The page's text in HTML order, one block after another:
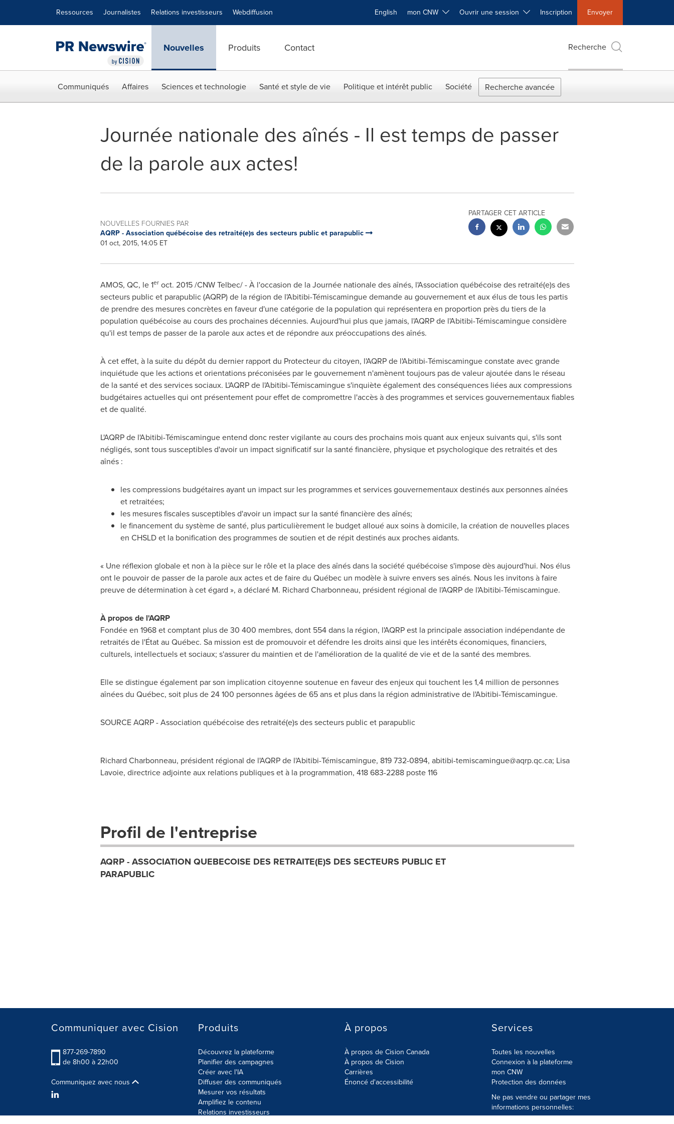
Ressources Journalistes Relations investisseurs Webdiffusion English mon CNW Ouvrir une session Inscription Envoyer
Nouvelles Produits Contact Recherche
Communiqués Affaires Sciences et technologie Santé et style de vie Politique et intérêt public Société Recherche avancée
Journée nationale des aînés - Il est temps de passer
de la parole aux actes!
NOUVELLES FOURNIES PAR
AQRP - Association québécoise des retraité(e)s des secteurs public et parapublic
01 oct, 2015, 14:05 ET
PARTAGER CET ARTICLE
AMOS, QC, le 1er oct. 2015/CNW Telbec/ - À l'occasion de la Journée nationale des aînés, l'Association québécoise des retraité(e)s des
secteurs public et parapublic (AQRP) de la région de l'Abitibi-Témiscamingue demande au gouvernement et aux élus de tous les partis
de prendre des mesures concrètes en faveur d'une catégorie de la population qui représentera en proportion près du tiers de la
population québécoise au cours des prochaines décennies. Aujourd'hui plus que jamais, l'AQRP de l'Abitibi-Témiscamingue considère
qu'il est temps de passer de la parole aux actes et de répondre aux préoccupations des aînés.
À cet effet, à la suite du dépôt du dernier rapport du Protecteur du citoyen, l'AQRP de l'Abitibi-Témiscamingue constate avec grande
inquiétude que les actions et orientations préconisées par le gouvernement n'amènent toujours pas de valeur ajoutée dans le réseau
de la santé et des services sociaux. L'AQRP de l'Abitibi-Témiscamingue s'inquiète également des conséquences liées aux compressions
budgétaires actuelles qui ont présentement pour effet de compromettre l'accès à des programmes et services gouvernementaux fiables
et de qualité.
L'AQRP de l'Abitibi-Témiscamingue entend donc rester vigilante au cours des prochains mois quant aux enjeux suivants qui, s'ils sont
négligés, sont tous susceptibles d'avoir un impact significatif sur la santé financière, physique et psychologique des retraités et des
aînés :
les compressions budgétaires ayant un impact sur les programmes et services gouvernementaux destinés aux personnes aînées
et retraitées;
les mesures fiscales susceptibles d'avoir un impact sur la santé financière des aînés;
le financement du système de santé, plus particulièrement le budget alloué aux soins à domicile, la création de nouvelles places
en CHSLD et la bonification des programmes de soutien et de répit destinés aux proches aidants.
« Une réflexion globale et non à la pièce sur le rôle et la place des aînés dans la société québécoise s'impose dès aujourd'hui. Nos élus
ont le pouvoir de passer de la parole aux actes et de faire du Québec un modèle à suivre envers ses aînés. Nous les invitons à faire
preuve de détermination à cet égard », a déclaré M. Richard Charbonneau, président régional de l'AQRP de l'Abitibi-Témiscamingue.
À propos de l'AQRP
Fondée en 1968 et comptant plus de 30 400 membres, dont 554 dans la région, l'AQRP est la principale association indépendante de
retraités de l'État au Québec. Sa mission est de promouvoir et défendre les droits ainsi que les intérêts économiques, financiers,
culturels, intellectuels et sociaux; s'assurer du maintien et de l'amélioration de la qualité de vie et de la santé des membres.
Elle se distingue également par son implication citoyenne soutenue en faveur des enjeux qui touchent les 1,4 million de personnes
aînées du Québec, soit plus de 24 100 personnes âgées de 65 ans et plus dans la région administrative de l'Abitibi-Témiscamingue.
SOURCE AQRP - Association québécoise des retraité(e)s des secteurs public et parapublic
Richard Charbonneau, président régional de l'AQRP de l'Abitibi-Témiscamingue, 819 732-0894, abitibi-temiscamingue@aqrp.qc.ca; Lisa
Lavoie, directrice adjointe aux relations publiques et à la programmation, 418 683-2288 poste 116
Profil de l'entreprise
AQRP - ASSOCIATION QUEBECOISE DES RETRAITE(E)S DES SECTEURS PUBLIC ET
PARAPUBLIC
Communiquer avec Cision
877-269-7890
de 8h00 à 22h00
Communiquez avec nous
Produits
Découvrez la plateforme
Planifier des campagnes
Créer avec l'IA
Diffuser des communiqués
Mesurer vos résultats
Amplifiez le contenu
Relations investisseurs
À propos
À propos de Cision Canada
À propos de Cision
Carrières
Énoncé d'accessibilité
Services
Toutes les nouvelles
Connexion à la plateforme
mon CNW
Protection des données
Ne pas vendre ou partager mes
informations personnelles: